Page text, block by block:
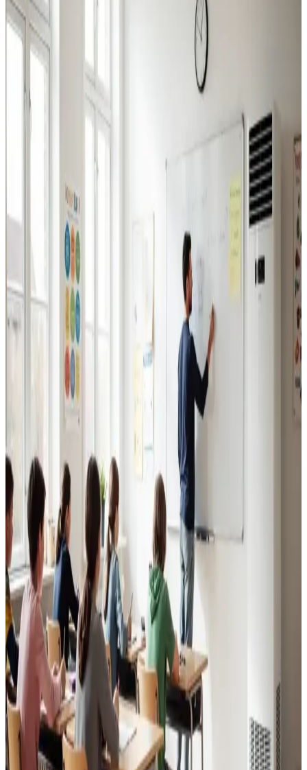
Industriventilation
Ventilation til fabrikker, haller og lagerbygninger i Langå.
Professionel dimensionering.
Erhvervsventilation
Kontorer, klinikker, butikker og restauranter i Langå.
Godt indeklima for alle.
Læs mere